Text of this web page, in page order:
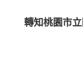
轉知桃園市